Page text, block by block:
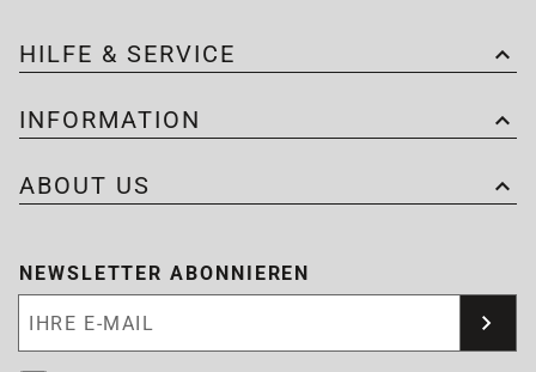
HILFE & SERVICE
INFORMATION
ABOUT US
NEWSLETTER ABONNIEREN